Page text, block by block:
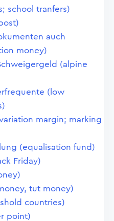
school tranfers)
auch
money)
(alpine
(low
margin; marking
(equalisation fund)
Friday)
tut money)
countries)
point)